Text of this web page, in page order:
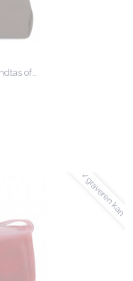
of…
✓graveren kan